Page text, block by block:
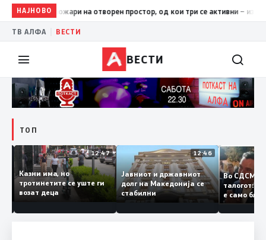
НАЈНОВО17:42ЦУК: До 18 часот 11 пожари на отворен простор, од
ТВ АЛФА ВЕСТИ
ВЕСТИ
ТОП
и
12:47
Казни има, но
тротинетите се уште ги
возат деца
12:46
Јавниот и државниот
долг на Македонија се
стабилни
Во СДСМ
е само
копија
Заев